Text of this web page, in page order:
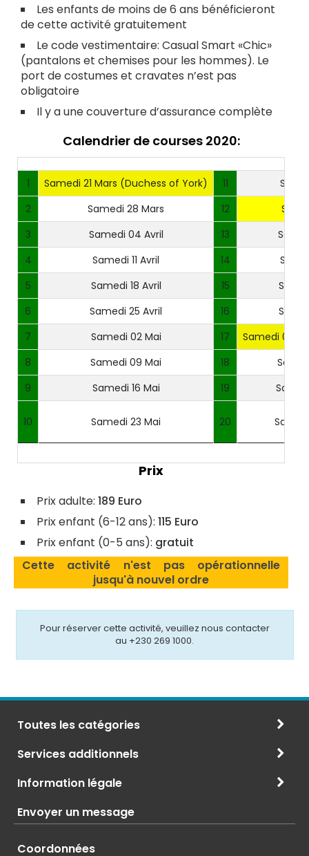
Les enfants de moins de 6 ans bénéficieront
de cette activité gratuitement
Le code vestimentaire: Casual Smart «Chic»
(pantalons et chemises pour les hommes). Le
port de costumes et cravates n’est pas
obligatoire
Il y a une couverture d’assurance complète
Calendrier de courses 2020:
1 Samedi 21 Mars (Duchess of York) 11
2
Samedi 28 Mars 12
3
Samedi 04 Avril 13
4
Samedi 11 Avril 14
5
Samedi 18 Avril 15
6
Samedi 25 Avril 16
7
Samedi 02 Mai 17
Samedi 05
8
Samedi 09 Mai 18
9
Samedi 16 Mai 19
10 Samedi 23 Mai 20
Prix
Prix adulte: 189 Euro
Prix enfant (6-12 ans): 115 Euro
Prix enfant (0-5 ans): gratuit
Cette activité n'est pas opérationnelle
jusqu'à nouvel ordre
Pour réserver cette activité, veuillez nous contacter
au +230 269 1000.
Toutes les catégories
Services additionnels
Information légale
Envoyer un message
Coordonnées